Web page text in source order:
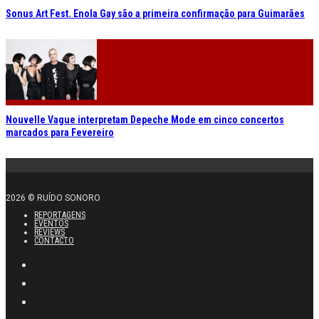
Sonus Art Fest. Enola Gay são a primeira confirmação para Guimarães
Nouvelle Vague interpretam Depeche Mode em cinco concertos
marcados para Fevereiro
2026 © RUÍDO SONORO
REPORTAGENS
EVENTOS
REVIEWS
CONTACTO